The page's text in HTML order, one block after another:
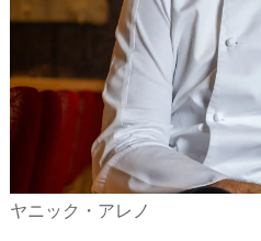
ヤニック・アレノ